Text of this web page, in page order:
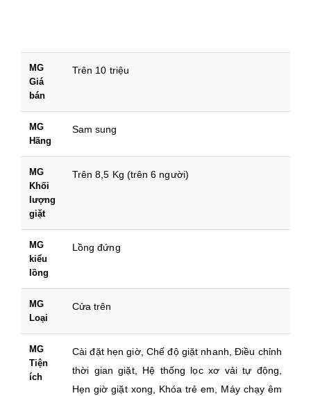
MG
Giá
bán
Trên 10 triệu
MG
Hãng
Sam sung
MG
Khối
lượng
giặt
Trên 8,5 Kg (trên 6 người)
MG
kiểu
lồng
Lồng đứng
MG
Loại
Cửa trên
MG
Tiện
ích
Cài đặt hẹn giờ, Chế độ giặt nhanh, Điều chỉnh
thời gian giặt, Hệ thống lọc xơ vải tự động,
Hẹn giờ giặt xong, Khóa trẻ em, Máy chạy êm